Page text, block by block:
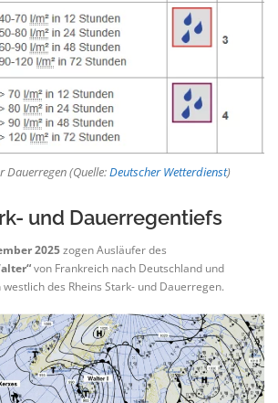
Dauerregen (Quelle:Deutscher Wetterdienst)
und Dauerregentiefs
2025zogen Ausläufer des
von Frankreich nach Deutschland und
des Rheins Stark- und Dauerregen.